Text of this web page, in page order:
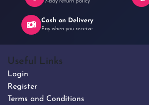
FAQs
Articles
Contact Us
About Us
Best E-commerce Website